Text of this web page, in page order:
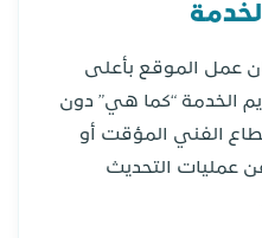
عمل الموقع بأعلى
الخدمة “كما هي” دون
الفني المؤقت أو
عن عمليات التحديث